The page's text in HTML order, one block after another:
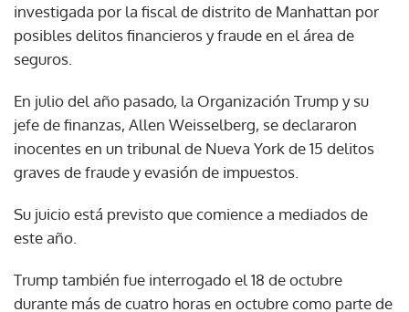
investigada por la fiscal de distrito de Manhattan por
posibles delitos financieros y fraude en el área de
seguros.
En julio del año pasado, la Organización Trump y su
jefe de finanzas, Allen Weisselberg, se declararon
inocentes en un tribunal de Nueva York de 15 delitos
graves de fraude y evasión de impuestos.
Su juicio está previsto que comience a mediados de
este año.
Trump también fue interrogado el 18 de octubre
durante más de cuatro horas en octubre como parte de